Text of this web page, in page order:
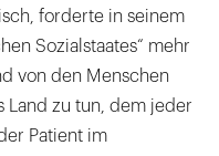
forderte in seinem
Sozialstaates“ mehr
von den Menschen
Land zu tun, dem jeder
Patient im